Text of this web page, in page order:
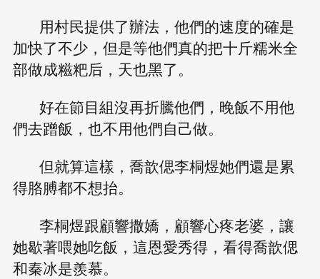
用村民提供了辦法，他們的速度的確是
加快了不少，但是等他們真的把十斤糯米全
部做成糍粑后，天也黑了。
好在節目組沒再折騰他們，晚飯不用他
們去蹭飯，也不用他們自己做。
但就算這樣，喬歆偲李桐煜她們還是累
得胳膊都不想抬。
李桐煜跟顧響撒嬌，顧響心疼老婆，讓
她歇著喂她吃飯，這恩愛秀得，看得喬歆偲
和秦冰是羨慕。